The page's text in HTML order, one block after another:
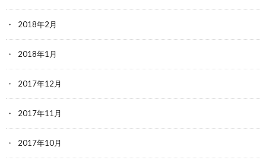
2018年2月
2018年1月
2017年12月
2017年11月
2017年10月